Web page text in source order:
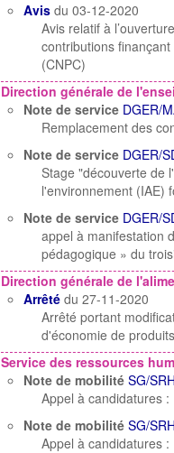
Avis du 03-12-2020
Avis relatif à
contributions
(CNPC)
Direction générale de
Note de service DGER/
Remplacement des
Note de service DGER/
Stage "découverte de
l'environnement (IAE)
Note de service DGER/
appel à manifestation
pédagogique » du
Direction générale de
Arrêté du 27-11-2020
Arrêté portant
d'économie de
Service des ressources
Note de mobilité SG/
Appel à candidatures
Note de mobilité SG/
Appel à candidatures